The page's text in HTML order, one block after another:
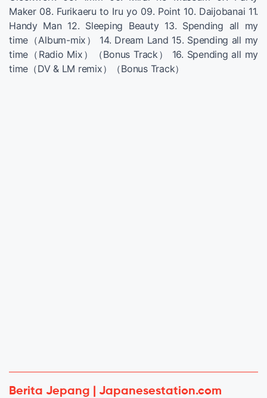
Maker 08. Furikaeru to Iru yo 09. Point 10. Daijobanai 11.
Handy Man 12. Sleeping Beauty 13. Spending all my
time（Album-mix） 14. Dream Land 15. Spending all my
time（Radio Mix）（Bonus Track） 16. Spending all my
time（DV & LM remix）（Bonus Track）
Berita Jepang | Japanesestation.com